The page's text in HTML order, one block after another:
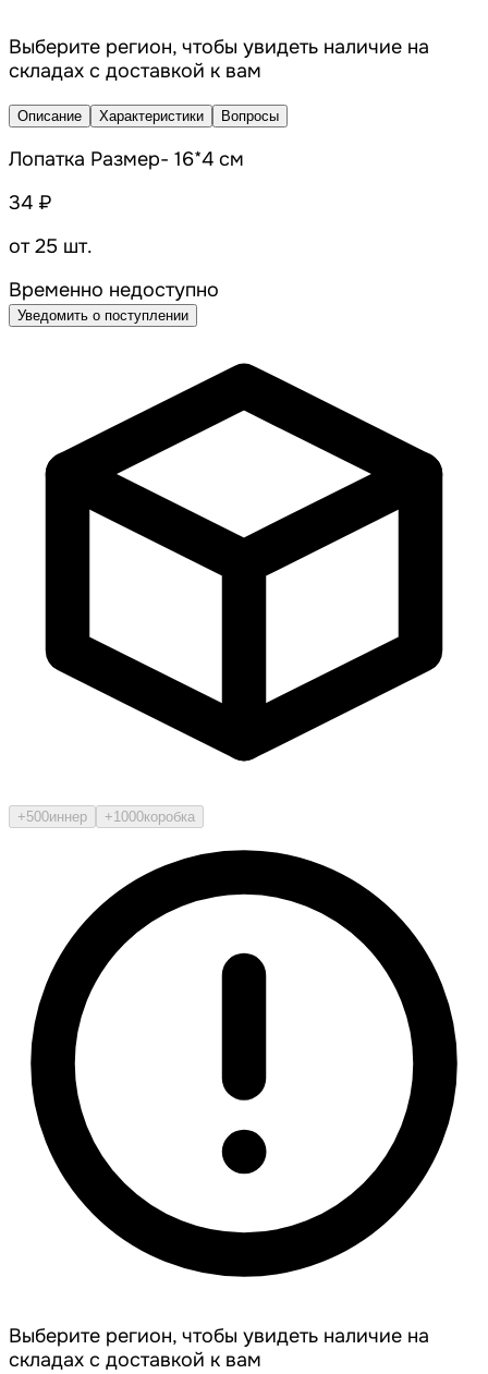
Выберите регион, чтобы увидеть наличие на
складах с доставкой к вам
Описание Характеристики Вопросы
Лопатка Размер- 16*4 см
34 ₽
от 25 шт.
Временно недоступно
Уведомить о поступлении
+500иннер +1000коробка
Выберите регион, чтобы увидеть наличие на
складах с доставкой к вам